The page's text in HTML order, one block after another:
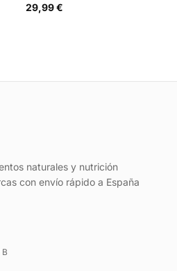
29,99 €
naturales y nutrición
con envío rápido a España